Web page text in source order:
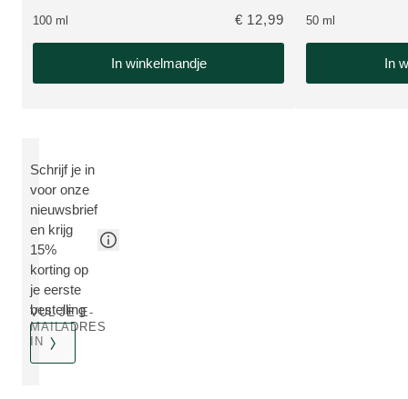
100 ml € 12,99
In winkelmandje
50 ml
In
Schrijf je in
voor onze
nieuwsbrief
en krijg
15%
korting op
je eerste
bestelling
VUL JE E-
MAILADRES
IN